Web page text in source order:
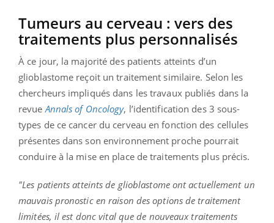
Tumeurs au cerveau : vers des
traitements plus personnalisés
À ce jour, la majorité des patients atteints d’un
glioblastome reçoit un traitement similaire. Selon les
chercheurs impliqués dans les travaux publiés dans la
revue Annals of Oncology, l’identification des 3 sous-
types de ce cancer du cerveau en fonction des cellules
présentes dans son environnement proche pourrait
conduire à la mise en place de traitements plus précis.
"Les patients atteints de glioblastome ont actuellement un
mauvais pronostic en raison des options de traitement
limitées, il est donc vital que de nouveaux traitements